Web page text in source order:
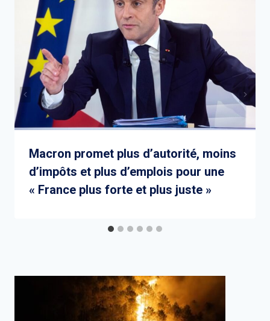
Macron promet plus d’autorité, moins
d’impôts et plus d’emplois pour une
« France plus forte et plus juste »